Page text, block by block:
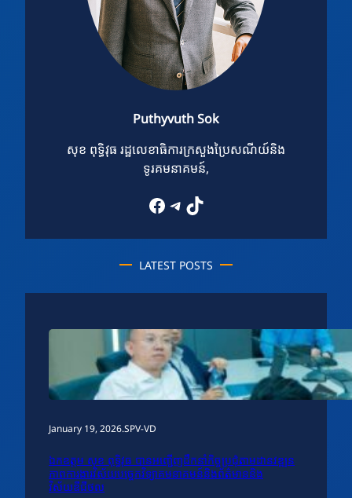
Puthyvuth Sok
សុខ ពុទ្ធិវុធ រដ្ឋលេខាធិការក្រសួងប្រៃសណីយ៍និង
ទូរគមនាគមន៍,
Facebook Telegram TikTok
LATEST POSTS
January 19, 2026.SPV-VD
ឯកឧត្តម សុខ ពុទ្ធិវុធ បានអញ្ជើញដឹកនាំកិច្ចប្រជុំតាមដានវឌ្ឍន
ភាពការងារវិស័យបច្ចេកវិទ្យាគមនាគមន៍និងព័ត៌មាននិង
វិស័យឌីជីថល